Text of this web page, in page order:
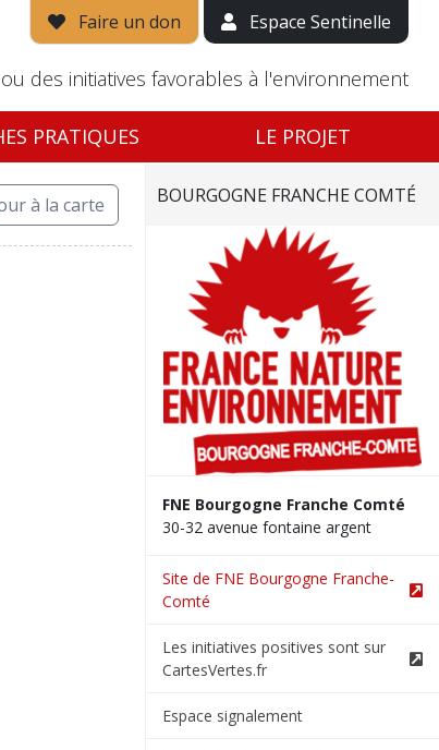
Faire un don Espace Sentinelle
des initiatives favorables à l'environnement
PRATIQUES LE PROJET
à la carte BOURGOGNE FRANCHE COMTÉ
FNE Bourgogne Franche Comté
30-32 avenue fontaine argent
Site de FNE Bourgogne Franche-
Comté
Les initiatives positives sont sur
CartesVertes.fr
Espace signalement